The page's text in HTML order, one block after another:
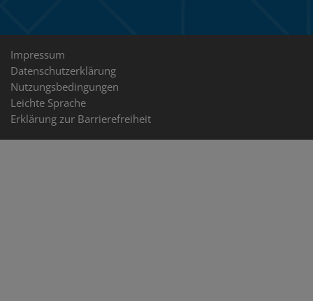
uns
Rechtliche
Hinweise
Impressum
Datenschutzerklärung
Nutzungsbedingungen
Leichte Sprache
Erklärung zur Barrierefreiheit